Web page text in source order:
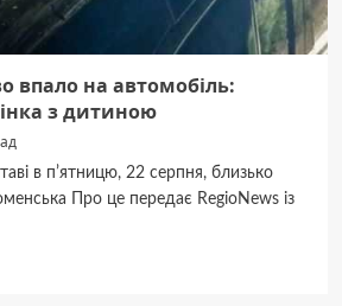
впало на автомобіль:
з дитиною
в пʼятницю, 22 серпня, близько
Про це передає RegioNews із